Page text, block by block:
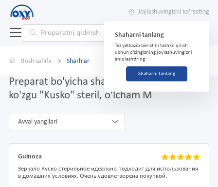
Joylashuvingizni ko'rsating
Shaharni tanlang
Tez yetkazib berishni tashkil qilish
uchun o'zingizning joylashuvingizni
aniqlashtiring
Shaharni tanlang
Bosh sahifa Sharhlar
Preparat bo'yicha sharhlar Ginekologik
ko'zgu "Kusko" steril, o'lcham M
Avval yangilari
Gulnoza
Зеркало Куско стерильное идеально подходит для использования
в домашних условиях. Очень удовлетворена покупкой.